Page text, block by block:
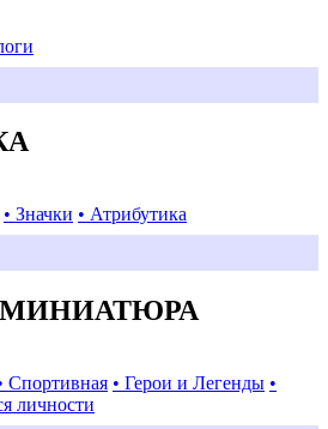
• Значки • Атрибутика
Спортивная • Герои и Легенды •
личности